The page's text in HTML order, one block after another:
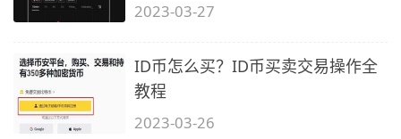
2023-03-27
ID币怎么买？ID币买卖交易操作全
教程
2023-03-26